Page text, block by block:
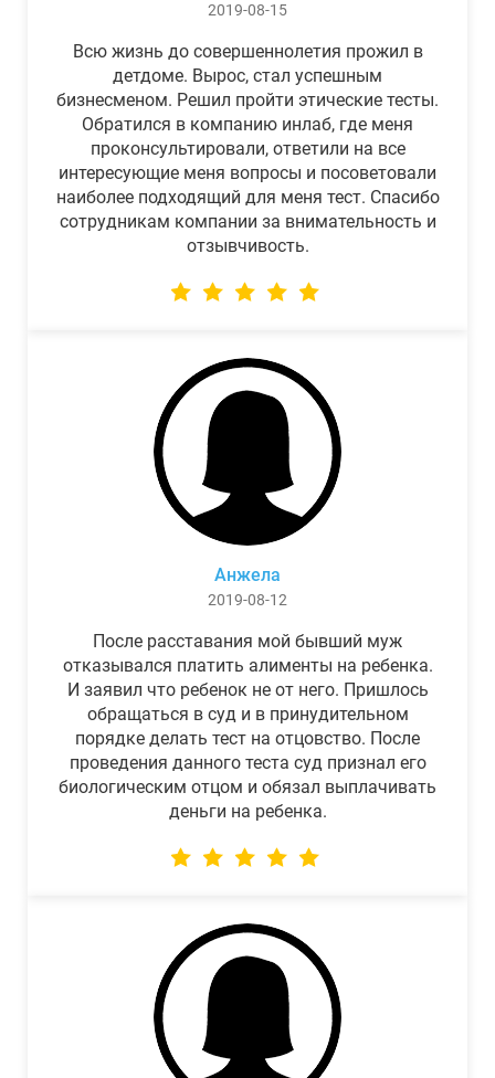
2019-08-15
Всю жизнь до совершеннолетия прожил в
детдоме. Вырос, стал успешным
бизнесменом. Решил пройти этические тесты.
Обратился в компанию инлаб, где меня
проконсультировали, ответили на все
интересующие меня вопросы и посоветовали
наиболее подходящий для меня тест. Спасибо
сотрудникам компании за внимательность и
отзывчивость.
Анжела
2019-08-12
После расставания мой бывший муж
отказывался платить алименты на ребенка.
И заявил что ребенок не от него. Пришлось
обращаться в суд и в принудительном
порядке делать тест на отцовство. После
проведения данного теста суд признал его
биологическим отцом и обязал выплачивать
деньги на ребенка.